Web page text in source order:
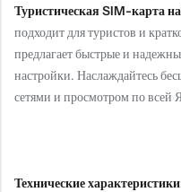
Туристическая SIM-карта
подходит для туристов и
предлагает быстрые и
настройки. Наслаждайтесь
сетями и просмотром по всей
Технические